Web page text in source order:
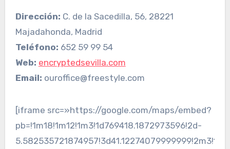
Dirección: C. de la Sacedilla, 56, 28221
Majadahonda, Madrid
Teléfono: 652 59 99 54
Web: encryptedsevilla.com
Email: ouroffice@freestyle.com
[iframe src=»https://google.com/maps/embed?
pb=!1m18!1m12!1m3!1d769418.1872973596!2d-